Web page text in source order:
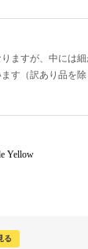
ますが、中には
す（訳あり品を除
Yellow
る